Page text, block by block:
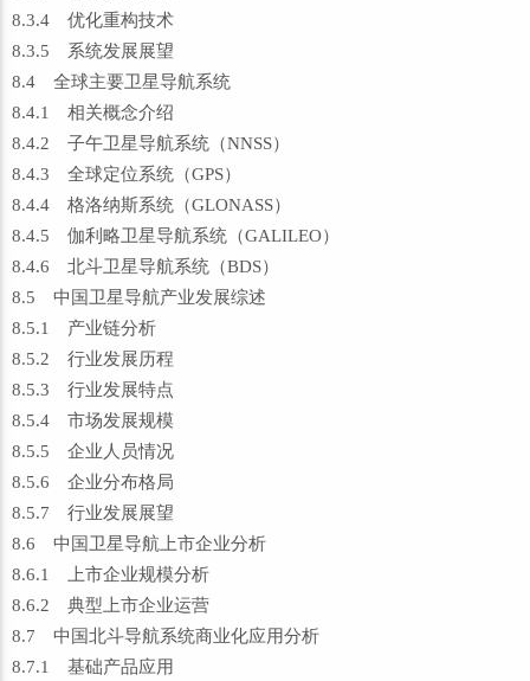
8.3.4 优化重构技术
8.3.5 系统发展展望
8.4 全球主要卫星导航系统
8.4.1 相关概念介绍
8.4.2 子午卫星导航系统（NNSS）
8.4.3 全球定位系统（GPS）
8.4.4 格洛纳斯系统（GLONASS）
8.4.5 伽利略卫星导航系统（GALILEO）
8.4.6 北斗卫星导航系统（BDS）
8.5 中国卫星导航产业发展综述
8.5.1 产业链分析
8.5.2 行业发展历程
8.5.3 行业发展特点
8.5.4 市场发展规模
8.5.5 企业人员情况
8.5.6 企业分布格局
8.5.7 行业发展展望
8.6 中国卫星导航上市企业分析
8.6.1 上市企业规模分析
8.6.2 典型上市企业运营
8.7 中国北斗导航系统商业化应用分析
8.7.1 基础产品应用